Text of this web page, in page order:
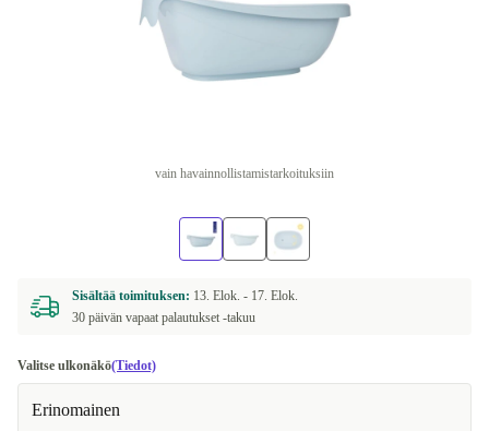
vain havainnollistamistarkoituksiin
Sisältää toimituksen: 13. Elok. - 17. Elok.
30 päivän vapaat palautukset -takuu
Valitse ulkonäkö(Tiedot)
Erinomainen